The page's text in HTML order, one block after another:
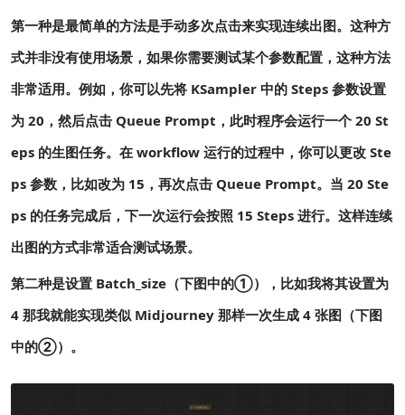
第一种是最简单的方法是手动多次点击来实现连续出图。这种方
式并非没有使用场景，如果你需要测试某个参数配置，这种方法
非常适用。例如，你可以先将 KSampler 中的 Steps 参数设置
为 20，然后点击 Queue Prompt，此时程序会运行一个 20 St
eps 的生图任务。在 workflow 运行的过程中，你可以更改 Ste
ps 参数，比如改为 15，再次点击 Queue Prompt。当 20 Ste
ps 的任务完成后，下一次运行会按照 15 Steps 进行。这样连续
出图的方式非常适合测试场景。
第二种是设置 Batch_size（下图中的①），比如我将其设置为
4 那我就能实现类似 Midjourney 那样一次生成 4 张图（下图
中的②）。